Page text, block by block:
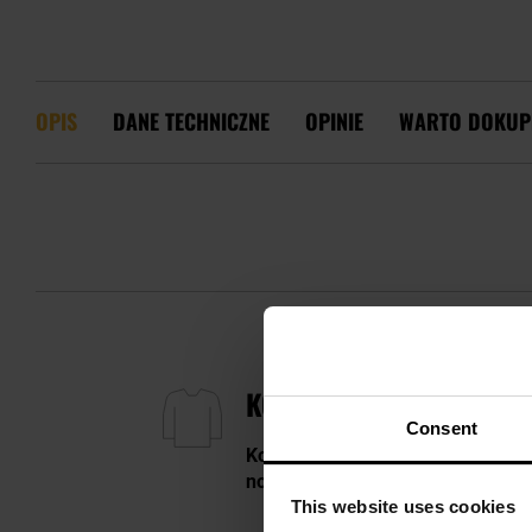
Consent
This website uses cookies
OPIS DANE TECHNICZNE OPINIE WARTO
KOSZULKA
Koszulka termoaktywnaw
noszenia